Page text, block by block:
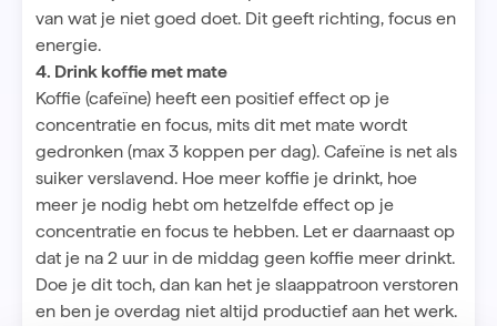
van wat je niet goed doet. Dit geeft richting, focus en
energie.
4. Drink koffie met mate
Koffie (cafeïne) heeft een positief effect op je
concentratie en focus, mits dit met mate wordt
gedronken (max 3 koppen per dag). Cafeïne is net als
suiker verslavend. Hoe meer koffie je drinkt, hoe
meer je nodig hebt om hetzelfde effect op je
concentratie en focus te hebben. Let er daarnaast op
dat je na 2 uur in de middag geen koffie meer drinkt.
Doe je dit toch, dan kan het je slaappatroon verstoren
en ben je overdag niet altijd productief aan het werk.